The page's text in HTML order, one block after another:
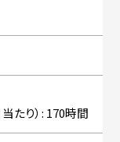
たり）: 170時間